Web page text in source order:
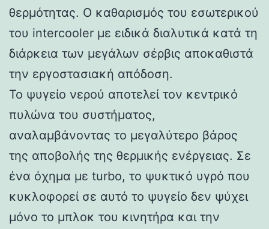
θερμότητας. Ο καθαρισμός του εσωτερικού
του intercooler με ειδικά διαλυτικά κατά τη
διάρκεια των μεγάλων σέρβις αποκαθιστά
την εργοστασιακή απόδοση.
Το ψυγείο νερού αποτελεί τον κεντρικό
πυλώνα του συστήματος,
αναλαμβάνοντας το μεγαλύτερο βάρος
της αποβολής της θερμικής ενέργειας. Σε
ένα όχημα με turbo, το ψυκτικό υγρό που
κυκλοφορεί σε αυτό το ψυγείο δεν ψύχει
μόνο το μπλοκ του κινητήρα και την